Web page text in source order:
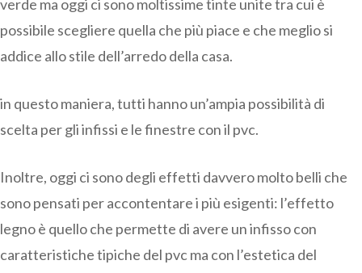
verde ma oggi ci sono moltissime tinte unite tra cui è
possibile scegliere quella che più piace e che meglio si
addice allo stile dell’arredo della casa.
in questo maniera, tutti hanno un’ampia possibilità di
scelta per gli infissi e le finestre con il pvc.
Inoltre, oggi ci sono degli effetti davvero molto belli che
sono pensati per accontentare i più esigenti: l’effetto
legno è quello che permette di avere un infisso con
caratteristiche tipiche del pvc ma con l’estetica del